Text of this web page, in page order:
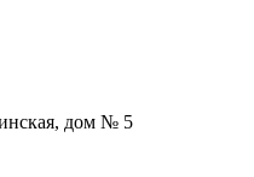
дом № 5